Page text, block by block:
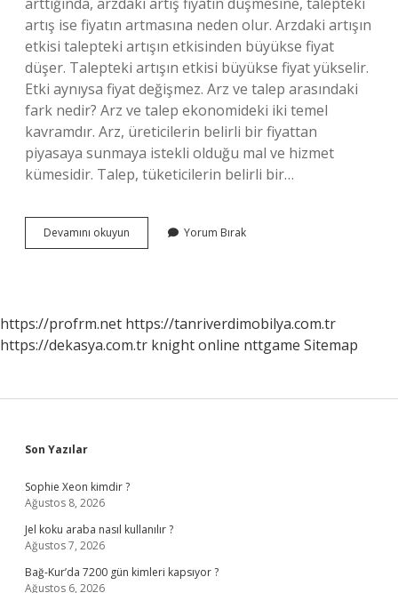
artış ise fiyatın artmasına neden olur. Arzdaki artışın
etkisi talepteki artışın etkisinden büyükse fiyat
düşer. Talepteki artışın etkisi büyükse fiyat yükselir.
Etki aynıysa fiyat değişmez. Arz ve talep arasındaki
fark nedir? Arz ve talep ekonomideki iki temel
kavramdır. Arz, üreticilerin belirli bir fiyattan
piyasaya sunmaya istekli olduğu mal ve hizmet
kümesidir. Talep, tüketicilerin belirli bir…
Devamını okuyun Pazarlamada
Arz
Yorum Bırak
https://profrm.net https://tanriverdimobilya.com.tr
https://dekasya.com.tr knight online nttgame Sitemap
Sidebar
Son Yazılar
Sophie Xeon kimdir ?
Ağustos 8, 2026
Jel koku araba nasıl kullanılır ?
Ağustos 7, 2026
Bağ-Kur’da 7200 gün kimleri kapsıyor ?
Ağustos 6, 2026